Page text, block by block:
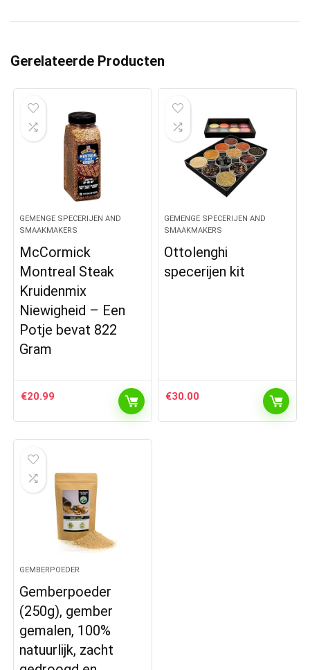
Gerelateerde Producten
GEMENGE SPECERIJEN AND
SMAAKMAKERS
McCormick
Montreal Steak
Kruidenmix
Niewigheid – Een
Potje bevat 822
Gram
€20.99
GEMENGE SPECERIJEN AND
SMAAKMAKERS
Ottolenghi
specerijen kit
€30.00
GEMBERPOEDER
Gemberpoeder
(250g), gember
gemalen, 100%
natuurlijk, zacht